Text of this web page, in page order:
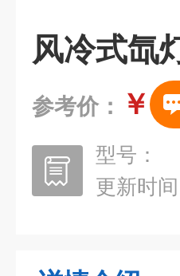
风冷式氙
参考价： ￥
型号：
更新时间